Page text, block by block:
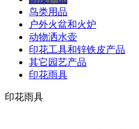
鸟类用品
户外火盆和火炉
动物洒水壶
印花工具和锌铁皮产品
其它园艺产品
印花雨具
印花雨具